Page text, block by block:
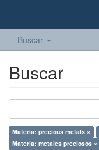
Buscar
Buscar
Materia: precious metals ×
Materia: metales preciosos ×